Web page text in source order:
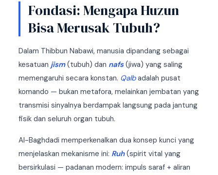
Fondasi: Mengapa Huzun
Bisa Merusak Tubuh?
Dalam Thibbun Nabawi, manusia dipandang sebagai
kesatuan jism(tubuh) dan nafs(jiwa) yang saling
memengaruhi secara konstan. Qalbadalah pusat
komando — bukan metafora, melainkan jembatan yang
transmisi sinyalnya berdampak langsung pada jantung
fisik dan seluruh organ tubuh.
Al-Baghdadi memperkenalkan dua konsep kunci yang
menjelaskan mekanisme ini: Ruh(spirit vital yang
bersirkulasi — padanan modern: impuls saraf + aliran